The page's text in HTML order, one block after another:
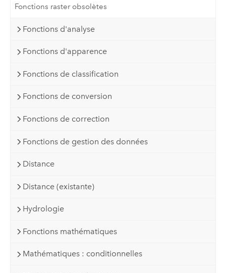
Fonctions raster obsolètes
Fonctions d'analyse
Fonctions d'apparence
Fonctions de classification
Fonctions de conversion
Fonctions de correction
Fonctions de gestion des données
Distance
Distance (existante)
Hydrologie
Fonctions mathématiques
Mathématiques : conditionnelles